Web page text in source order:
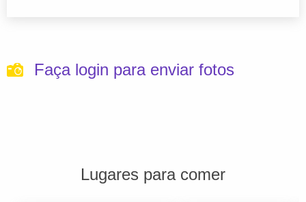
Faça login para enviar fotos
Lugares para comer